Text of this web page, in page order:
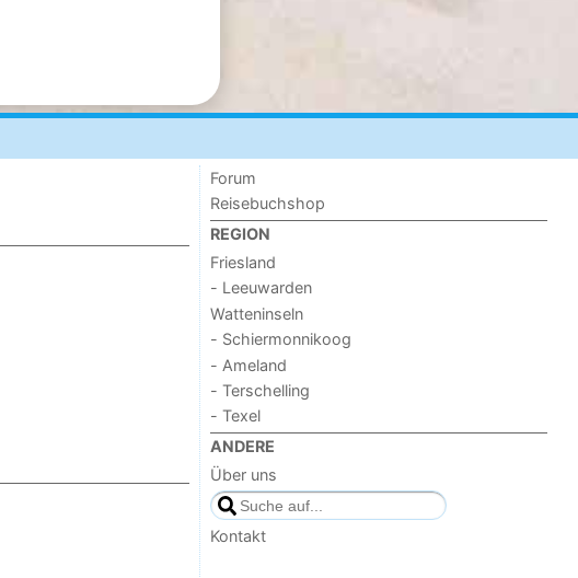
Forum
Reisebuchshop
REGION
Friesland
- Leeuwarden
Watteninseln
- Schiermonnikoog
- Ameland
- Terschelling
- Texel
ANDERE
Über uns
Kontakt